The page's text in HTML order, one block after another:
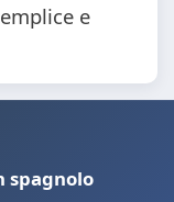
e
spagnolo